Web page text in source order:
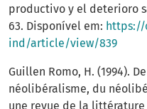
productivo y el deterioro
63. Disponível em:
ind/article/view/839
Guillen Romo, H. (1994).
néolibéralisme, du
une revue de la